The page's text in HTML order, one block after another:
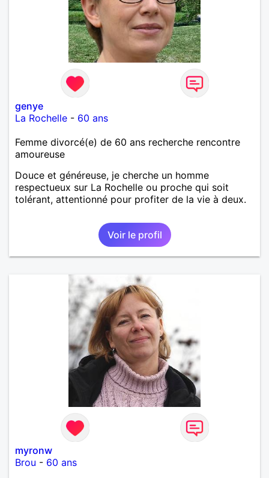
genye
La Rochelle - 60 ans
Femme divorcé(e) de 60 ans recherche rencontre
amoureuse
Douce et généreuse, je cherche un homme
respectueux sur La Rochelle ou proche qui soit
tolérant, attentionné pour profiter de la vie à deux.
Voir le profil
myronw
Brou - 60 ans